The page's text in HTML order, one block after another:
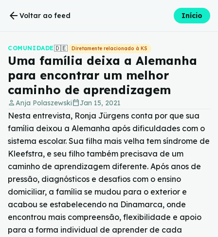
arrow_back Voltar ao feed Início
COMUNIDADE🇩🇪 Diretamente relacionado à KS
Uma família deixa a Alemanha
para encontrar um melhor
caminho de aprendizagem
personAnja Polaszewskicalendar_todayJan 15, 2021
Nesta entrevista, Ronja Jürgens conta por que sua
família deixou a Alemanha após dificuldades com o
sistema escolar. Sua filha mais velha tem síndrome de
Kleefstra, e seu filho também precisava de um
caminho de aprendizagem diferente. Após anos de
pressão, diagnósticos e desafios com o ensino
domiciliar, a família se mudou para o exterior e
acabou se estabelecendo na Dinamarca, onde
encontrou mais compreensão, flexibilidade e apoio
para a forma individual de aprender de cada